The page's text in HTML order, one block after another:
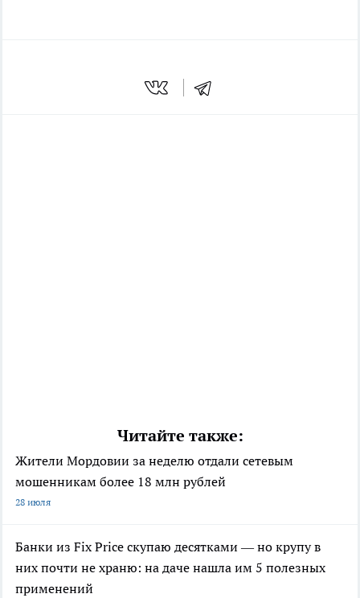
Читайте также:
Жители Мордовии за неделю отдали сетевым
мошенникам более 18 млн рублей
28 июля
Банки из Fix Price скупаю десятками — но крупу в
них почти не храню: на даче нашла им 5 полезных
применений